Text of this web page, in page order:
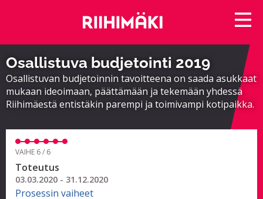
Osallistuva budjetointi 2019
Osallistuvan budjetoinnin tavoitteena on saada asukkaat
mukaan ideoimaan, päättämään ja tekemään yhdessä
Riihimäestä entistäkin parempi ja toimivampi kotipaikka.
VAIHE 6 / 6
Toteutus
03.03.2020 - 31.12.2020
Prosessin vaiheet